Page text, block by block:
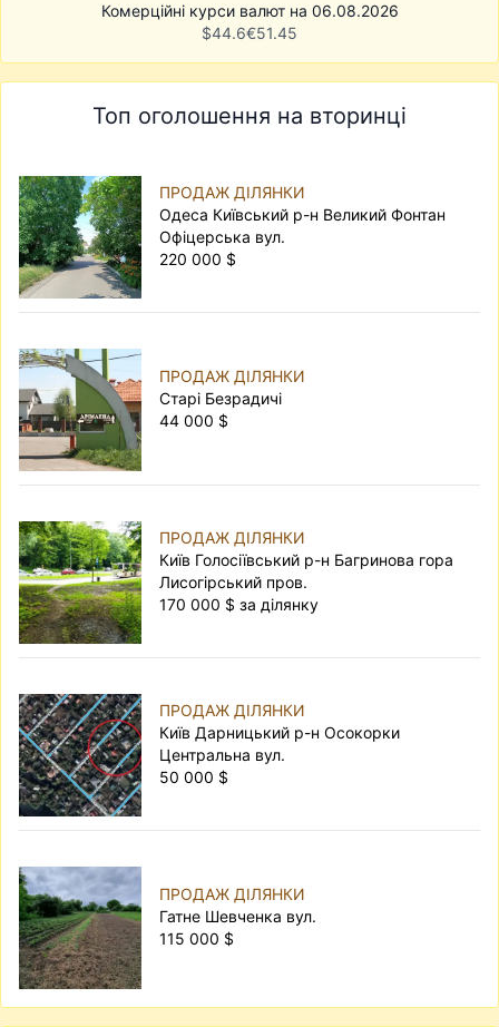
Комерційні курси валют на 06.08.2026
$44.6€51.45
Топ оголошення на вторинці
ПРОДАЖ ДІЛЯНКИ
Одеса Київський р-н Великий Фонтан
Офіцерська вул.
220 000 $
ПРОДАЖ ДІЛЯНКИ
Старі Безрадичі
44 000 $
ПРОДАЖ ДІЛЯНКИ
Київ Голосіївський р-н Багринова гора
Лисогірський пров.
170 000 $ за ділянку
ПРОДАЖ ДІЛЯНКИ
Київ Дарницький р-н Осокорки
Центральна вул.
50 000 $
ПРОДАЖ ДІЛЯНКИ
Гатне Шевченка вул.
115 000 $